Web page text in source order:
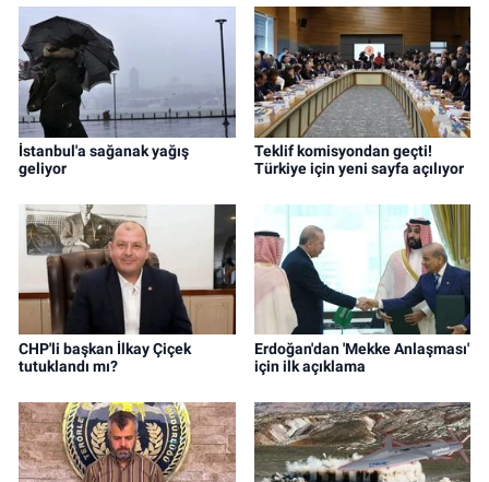
İstanbul'a sağanak yağış
geliyor
Teklif komisyondan geçti!
Türkiye için yeni sayfa açılıyor
CHP'li başkan İlkay Çiçek
tutuklandı mı?
Erdoğan'dan 'Mekke Anlaşması'
için ilk açıklama